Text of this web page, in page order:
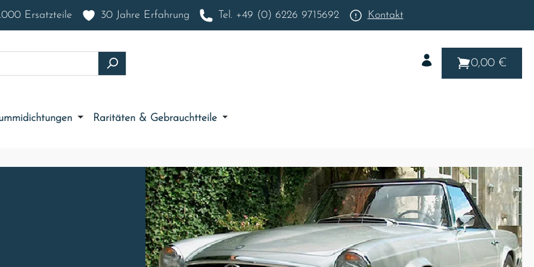
Ersatzteile 30 Jahre Erfahrung Tel. +49 (0) 6226 9715692 Kontakt
0,00 €
Raritäten & Gebrauchtteile